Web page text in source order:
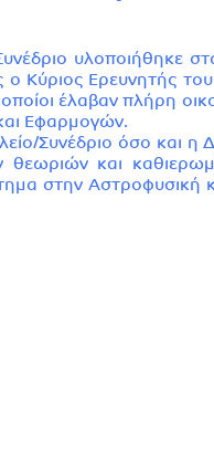
υλοποιήθηκε
ο Κύριος Ερευνητής
έλαβαν πλήρη
Εφαρμογών.
Συνέδριο όσο και
θεωριών και
στην Αστροφυσική